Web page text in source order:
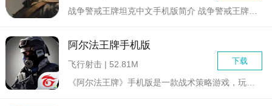
阿尔法王牌手机版
下载
飞行射击 | 52.81M
《阿尔法王牌》手机版是一款战术策略游戏，玩家将扮演一名士兵，...